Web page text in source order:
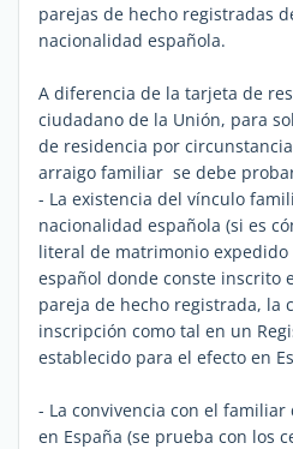
parejas de hecho registradas
nacionalidad española.
A diferencia de la tarjeta de
ciudadano de la Unión, para
de residencia por
arraigo familiar se debe
- La existencia del vínculo
nacionalidad española (si es
literal de matrimonio expedido
español donde conste inscrito
pareja de hecho registrada, la
inscripción como tal en un
establecido para el efecto en
- La convivencia con el
en España (se prueba con los